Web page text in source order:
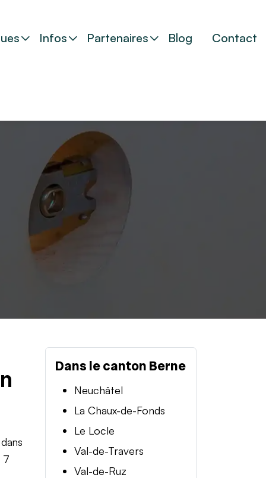
Infos Partenaires Blog Contact
7
Dans le canton Berne
Neuchâtel
La Chaux-de-Fonds
Le Locle
Val-de-Travers
Val-de-Ruz